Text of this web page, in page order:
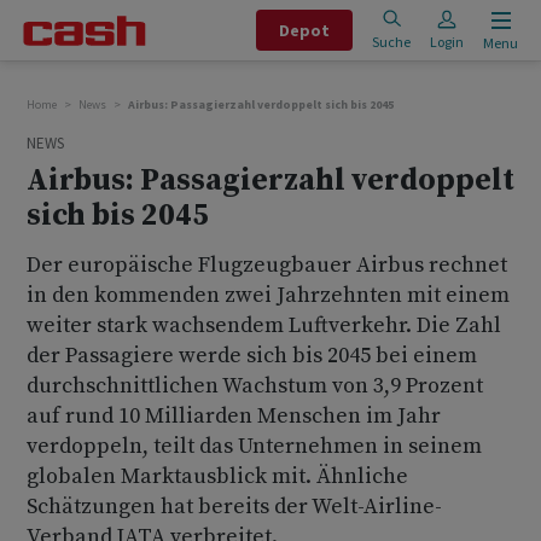
Depot
Suche Login Menu
Home News Airbus: Passagierzahl verdoppelt sich bis 2045
NEWS
Airbus: Passagierzahl verdoppelt
sich bis 2045
Der europäische Flugzeugbauer Airbus rechnet
in den kommenden zwei Jahrzehnten mit einem
weiter stark wachsendem Luftverkehr. Die Zahl
der Passagiere werde sich bis 2045 bei einem
durchschnittlichen Wachstum von 3,9 Prozent
auf rund 10 Milliarden Menschen im Jahr
verdoppeln, teilt das Unternehmen in seinem
globalen Marktausblick mit. Ähnliche
Schätzungen hat bereits der Welt-Airline-